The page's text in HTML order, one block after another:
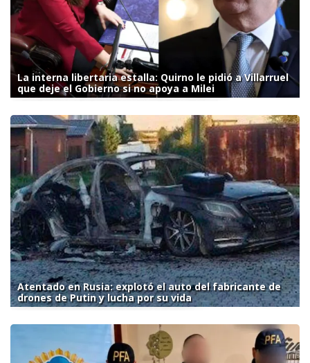
La interna libertaria estalla: Quirno le pidió a Villarruel
que deje el Gobierno si no apoya a Milei
Atentado en Rusia: explotó el auto del fabricante de
drones de Putin y lucha por su vida